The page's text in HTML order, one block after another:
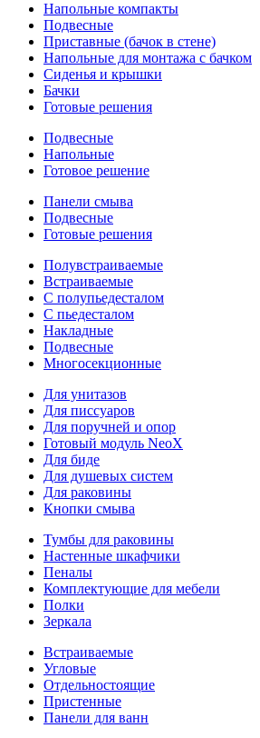
Напольные компакты
Подвесные
Приставные (бачок в стене)
Напольные для монтажа с бачком
Сиденья и крышки
Бачки
Готовые решения
Подвесные
Напольные
Готовое решение
Панели смыва
Подвесные
Готовые решения
Полувстраиваемые
Встраиваемые
С полупьедесталом
С пьедесталом
Накладные
Подвесные
Многосекционные
Для унитазов
Для писсуаров
Для поручней и опор
Готовый модуль NeoX
Для биде
Для душевых систем
Для раковины
Кнопки смыва
Тумбы для раковины
Настенные шкафчики
Пеналы
Комплектующие для мебели
Полки
Зеркала
Встраиваемые
Угловые
Отдельностоящие
Пристенные
Панели для ванн